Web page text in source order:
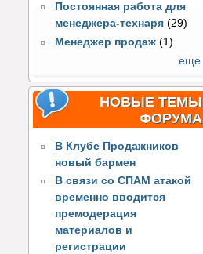
Постоянная работа для
менеджера-технаря (29)
Менеджер продаж (1)
еще
НОВЫЕ ТЕМЫ
ФОРУМА
В Клубе Продажников
новый бармен
В связи со СПАМ атакой
временно вводится
премодерация
материалов и
регистрации